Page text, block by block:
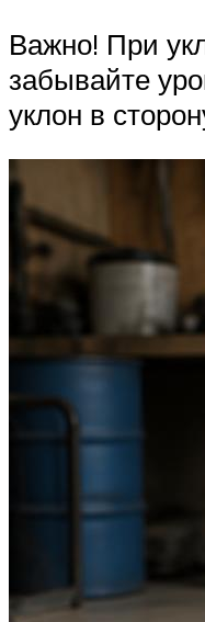
Важно! При
забывайте
уклон в